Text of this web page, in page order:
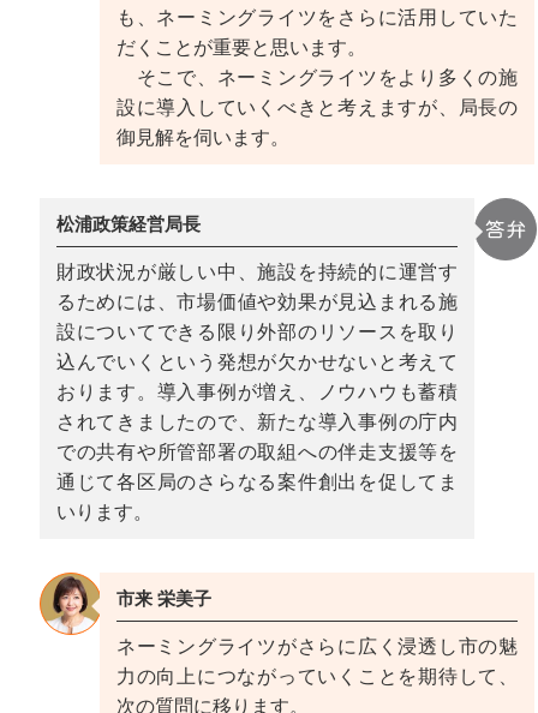
も、ネーミングライツをさらに活用していた
だくことが重要と思います。
そこで、ネーミングライツをより多くの施
設に導入していくべきと考えますが、局長の
御見解を伺います。
松浦政策経営局長
財政状況が厳しい中、施設を持続的に運営す
るためには、市場価値や効果が見込まれる施
設についてできる限り外部のリソースを取り
込んでいくという発想が欠かせないと考えて
おります。導入事例が増え、ノウハウも蓄積
されてきましたので、新たな導入事例の庁内
での共有や所管部署の取組への伴走支援等を
通じて各区局のさらなる案件創出を促してま
いります。
市来 栄美子
ネーミングライツがさらに広く浸透し市の魅
力の向上につながっていくことを期待して、
次の質問に移ります。